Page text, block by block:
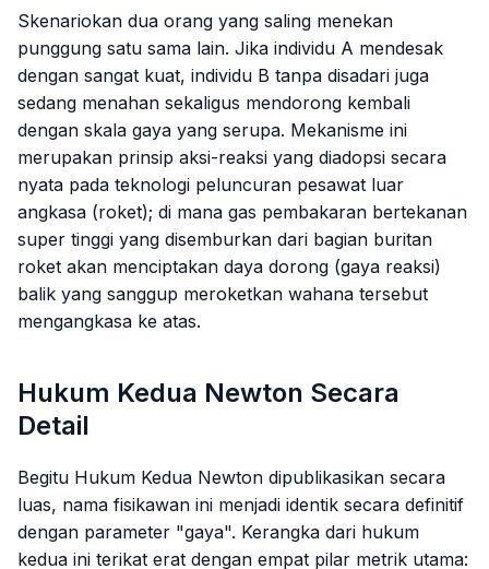
Skenariokan dua orang yang saling menekan
punggung satu sama lain. Jika individu A mendesak
dengan sangat kuat, individu B tanpa disadari juga
sedang menahan sekaligus mendorong kembali
dengan skala gaya yang serupa. Mekanisme ini
merupakan prinsip aksi-reaksi yang diadopsi secara
nyata pada teknologi peluncuran pesawat luar
angkasa (roket); di mana gas pembakaran bertekanan
super tinggi yang disemburkan dari bagian buritan
roket akan menciptakan daya dorong (gaya reaksi)
balik yang sanggup meroketkan wahana tersebut
mengangkasa ke atas.
Hukum Kedua Newton Secara
Detail
Begitu Hukum Kedua Newton dipublikasikan secara
luas, nama fisikawan ini menjadi identik secara definitif
dengan parameter "gaya". Kerangka dari hukum
kedua ini terikat erat dengan empat pilar metrik utama: